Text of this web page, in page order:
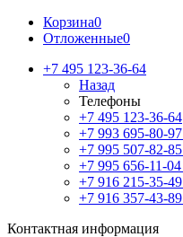
Корзина0
Отложенные0
+7 495 123-36-64
Назад
Телефоны
+7 495 123-36-64
+7 993 695-80-97
+7 995 507-82-85
+7 995 656-11-04
+7 916 215-35-49
+7 916 357-43-89
Контактная информация